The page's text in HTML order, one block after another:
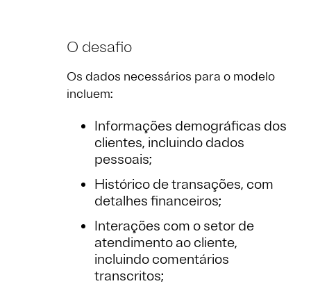
O desafio
Os dados necessários para o modelo
incluem:
Informações demográficas dos
clientes, incluindo dados
pessoais;
Histórico de transações, com
detalhes financeiros;
Interações com o setor de
atendimento ao cliente,
incluindo comentários
transcritos;